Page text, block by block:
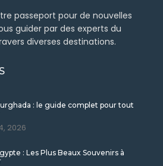
passeport pour de nouvelles
guider par des experts du
diverses destinations.
: le guide complet pour tout
2026
: Les Plus Beaux Souvenirs à